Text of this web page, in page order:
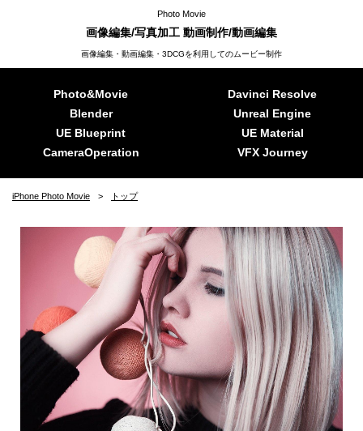
Photo Movie
画像編集/写真加工 動画制作/動画編集
画像編集・動画編集・3DCGを利用してのムービー制作
Photo&Movie
Davinci Resolve
Blender
Unreal Engine
UE Blueprint
UE Material
CameraOperation
VFX Journey
iPhone Photo Movie トップ